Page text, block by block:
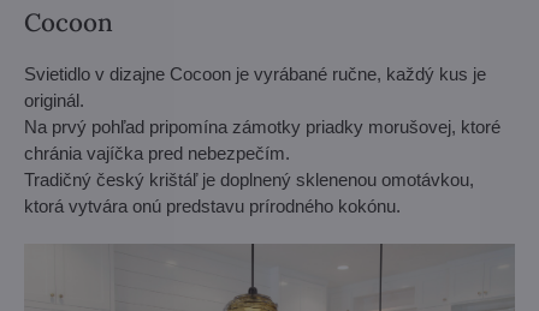
Cocoon
Svietidlo v dizajne Cocoon je vyrábané ručne, každý kus je
originál.
Na prvý pohľad pripomína zámotky priadky morušovej, ktoré
chránia vajíčka pred nebezpečím.
Tradičný český krištáľ je doplnený sklenenou omotávkou,
ktorá vytvára onú predstavu prírodného kokónu.